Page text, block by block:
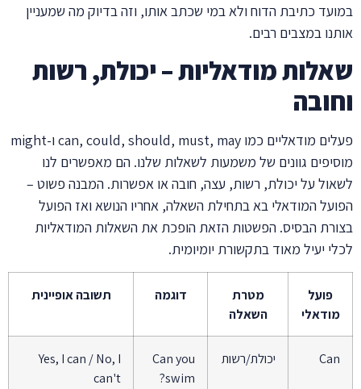
במועד כתיבת הדוח ולא במי שכתב אותו, וזה בדיוק מה שמעניין
אותנו במצבים רבים.
שאלות מודאליות – יכולת, רשות
וחובה
פעלים מודאליים כמו can, could, should, must, may ו-might
מוסיפים גוונים של משמעות לשאלות שלנו. הם מאפשרים לנו
לשאול על יכולת, רשות, עצה, חובה או אפשרות. המבנה פשוט –
הפועל המודאלי בא בתחילת השאלה, אחריו הנושא ואז הפועל
בצורת הבסיס. הפשטות הזאת הופכת את השאלות המודאליות
לכלי יעיל מאוד בתקשורת יומיומית.
פועל
מודאלי
מטרת
השאלה
דוגמה תשובה אופיינית
Can יכולת/רשות
Can you
swim?
Yes, I can / No, I
can't